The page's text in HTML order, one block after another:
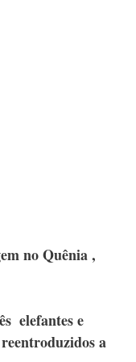
no Quênia ,
elefantes e
a